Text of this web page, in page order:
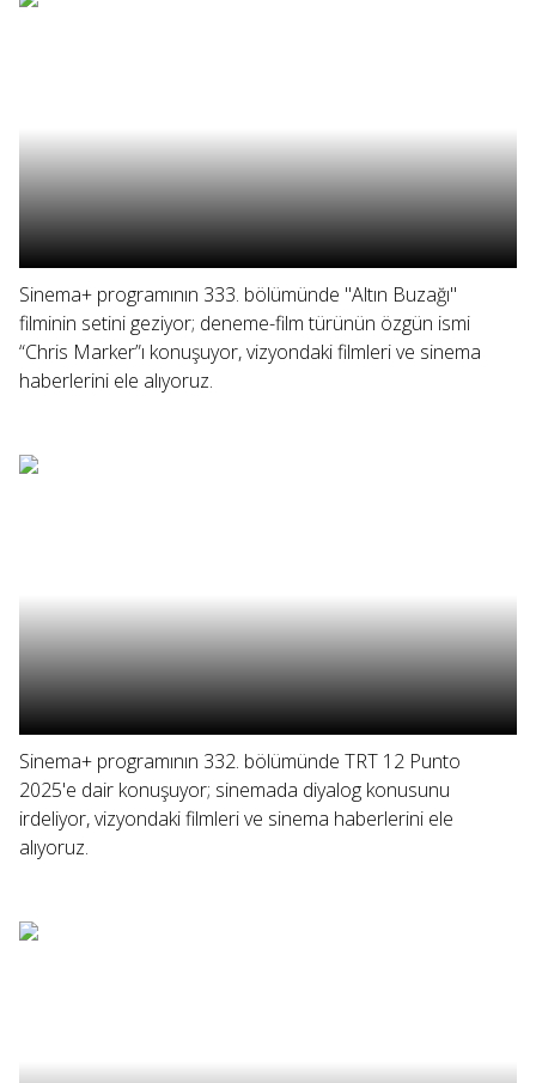
Sinema+ programının 333. bölümünde "Altın Buzağı"
filminin setini geziyor; deneme-film türünün özgün ismi
“Chris Marker”ı konuşuyor, vizyondaki filmleri ve sinema
haberlerini ele alıyoruz.
Sinema+ programının 332. bölümünde TRT 12 Punto
2025'e dair konuşuyor; sinemada diyalog konusunu
irdeliyor, vizyondaki filmleri ve sinema haberlerini ele
alıyoruz.